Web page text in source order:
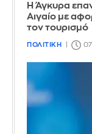
Η Άγκυρα
Αιγαίο με
τον τουρισμό
ΠΟΛΙΤΙΚΗ